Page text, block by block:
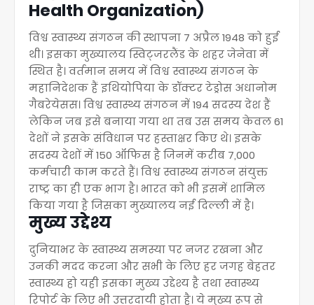
Health Organization)
विश्व स्वास्थ्य संगठन की स्थापना 7 अप्रैल 1948 को हुई
थी। इसका मुख्यालय स्विट्जरलैंड के शहर जेनेवा में
स्थित है। वर्तमान समय में विश्व स्वास्थ्य संगठन के
महानिदेशक हैं इथियोपिया के डॉक्टर टेड्रोस अधानोम
गैबरेयेसस। विश्व स्वास्थ्य संगठन में 194 सदस्य देश हैं
लेकिन जब इसे बनाया गया था तब उस समय केवल 61
देशों ने इसके संविधान पर हस्ताक्षर किए थे। इसके
सदस्य देशों में 150 ऑफिस है जिनमें करीब 7,000
कर्मचारी काम करते हैं। विश्व स्वास्थ्य संगठन संयुक्त
राष्ट्र का ही एक भाग है। भारत को भी इसमें शामिल
किया गया है जिसका मुख्यालय नई दिल्ली में है।
मुख्य उद्देश्य
दुनियाभर के स्वास्थ्य समस्या पर नजर रखना और
उनकी मदद करना और सभी के लिए हर जगह बेहतर
स्वास्थ्य हो यही इसका मुख्य उद्देश्य है तथा स्वास्थ्य
रिपोर्ट के लिए भी उत्तरदायी होता है। ये मुख्य रूप से